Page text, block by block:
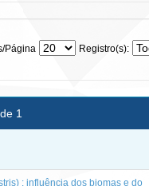
Página Registro(s):
1
: influência dos biomas e do